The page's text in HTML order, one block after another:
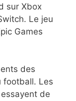
sur Xbox
Le jeu
Games
des
football. Les
de